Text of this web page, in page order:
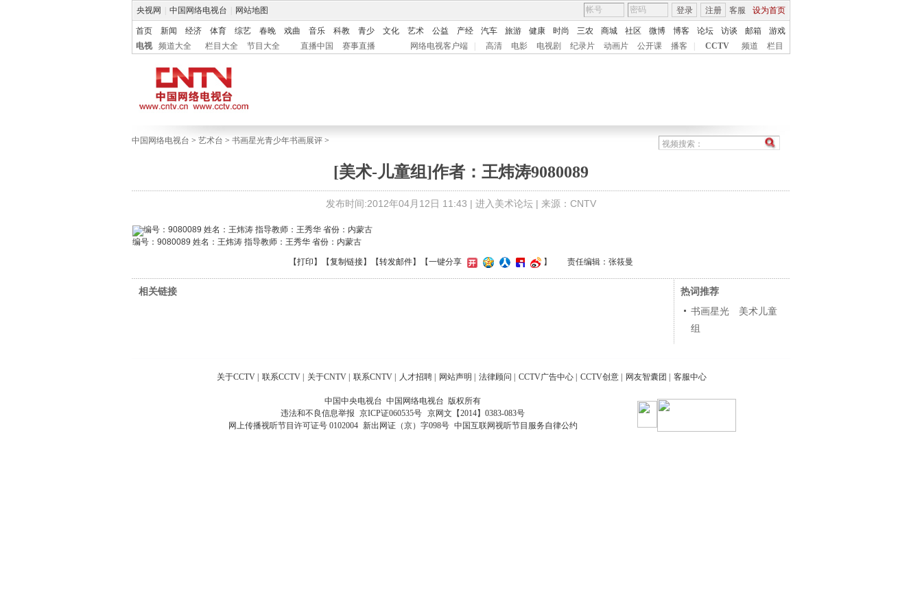
央视网 中国网络电视台 网站地图 客服 设为首页
登录 注册
首页 新闻 经济 体育 综艺 春晚 戏曲 音乐 科教 青少 文化 艺术 公益 产经 汽车 旅游 健康 时尚 三农 商城 社区 微博 博客 论坛 访谈 邮箱
游戏
电视
频道大全 栏目大全 节目大全 直播中国 赛事直播 网络电视客户端 高清 电影 电视剧 纪录片 动画片 公开课 播客 CCTV 频道 栏目
中国网络电视台 > 艺术台 > 书画星光青少年书画展评 >
[美术-儿童组]作者：王炜涛9080089
发布时间:2012年04月12日 11:43 | 进入美术论坛 | 来源：CNTV
编号：9080089 姓名：王炜涛 指导教师：王秀华 省份：内蒙古
【打印 】【复制链接】【转发邮件】 【一键分享 】 责任编辑：张筱曼
相关链接
热词推荐
书画星光 美术儿童
组
关于CCTV 联系CCTV 关于CNTV 联系CNTV 人才招聘 网站声明 法律顾问 CCTV广告中心 CCTV创意 网友智囊团 客服中心
中国中央电视台 中国网络电视台 版权所有
违法和不良信息举报 京ICP证060535号
京网文【2014】0383-083号
网上传播视听节目许可证号 0102004 新出网证（京）字098号 中国互联网视听节目服务自律公约